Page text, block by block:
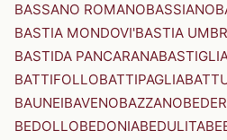
BASSANO ROMANOBASSIANO
BASTIA MONDOVI'BASTIA
BASTIDA PANCARANA
BATTIFOLLOBATTIPAGLIA
BAUNEIBAVENOBAZZANO
BEDOLLOBEDONIABEDULITA